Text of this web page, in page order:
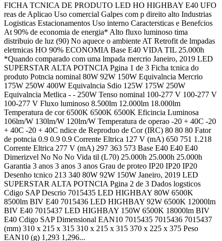
FICHA TCNICA DE PRODUTO LED HO HIGHBAY E40 UFO
reas de Aplicao Uso comercial Galpes com p direito alto Industrias
Logisticas Estacionamentos Uso interno Caractersticas e Benefcios
At 90% de economia de energia* Alto fluxo luminoso tima
distribuio de luz (90) No aquece o ambiente AT Retrofit de lmpadas
eletrnicas HO 90% ECONOMIA Base E40 VIDA TIL 25.000h
*Quando comparado com uma lmpada mercrio Janeiro, 2019 LED
SUPERSTAR ALTA POTNCIA Pgina 1 de 3 Ficha tcnica do
produto Potncia nominal 80W 92W 150W Equivalncia Mercrio
175W 250W 400W Equivalncia Sdio 125W 175W 250W
Equivalncia Metlica - - 250W Tenso nominal 100-277 V 100-277 V
100-277 V Fluxo luminoso 8.500lm 12.000lm 18.000lm
Temperatura de cor 6500K 6500K 6500K Eficincia Luminosa
106lm/W 130lm/W 120lm/W Temperatura de operao -20 + 40C -20
+ 40C -20 + 40C ndice de Reproduo de Cor (IRC) 80 80 80 Fator
de potncia 0.9 0.9 0.9 Corrente Eltrica 127 V (mA) 650 751 1.218
Corrente Eltrica 277 V (mA) 297 363 573 Base E40 E40 E40
Dimerizvel No No No Vida til (L70) 25.000h 25.000h 25.000h
Garantia 3 anos 3 anos 3 anos Grau de proteo IP20 IP20 IP20
Desenho tcnico 213 340 80W 92W 150W Janeiro, 2019 LED
SUPERSTAR ALTA POTNCIA Pgina 2 de 3 Dados logsticos
Cdigo SAP Descrio 7015435 LED HIGHBAY 80W 6500K
8500lm BIV E40 7015436 LED HIGHBAY 92W 6500K 12000lm
BIV E40 7015437 LED HIGHBAY 150W 6500K 18000lm BIV
E40 Cdigo SAP Dimensional EAN10 7015435 7015436 7015437
(mm) 310 x 215 x 315 310 x 215 x 315 370 x 225 x 375 Peso
EAN10 (g) 1,293 1,296...